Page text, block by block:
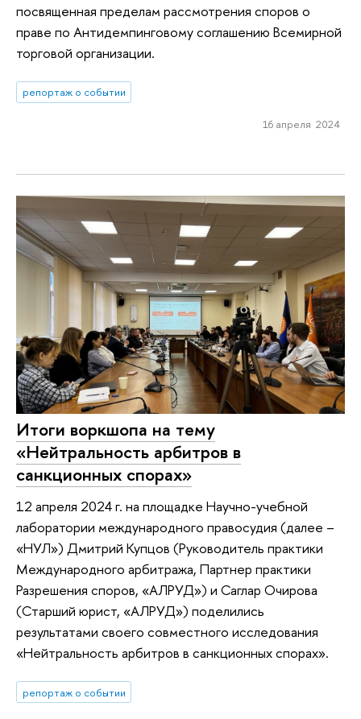
посвященная пределам рассмотрения споров о
праве по Антидемпинговому соглашению Всемирной
торговой организации.
репортаж о событии
16 апреля 2024
Итоги воркшопа на тему
«Нейтральность арбитров в
санкционных спорах»
12 апреля 2024 г. на площадке Научно-учебной
лаборатории международного правосудия (далее –
«НУЛ») Дмитрий Купцов (Руководитель практики
Международного арбитража, Партнер практики
Разрешения споров, «АЛРУД») и Саглар Очирова
(Старший юрист, «АЛРУД») поделились
результатами своего совместного исследования
«Нейтральность арбитров в санкционных спорах».
репортаж о событии